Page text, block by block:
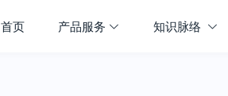
首页 产品服务 知识脉络